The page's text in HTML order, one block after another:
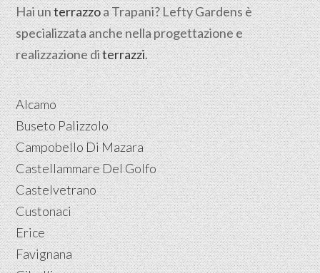
Hai unterrazzoa Trapani? Lefty Gardens è
specializzata anche nella progettazione e
realizzazione diterrazzi.
Alcamo
Buseto Palizzolo
Campobello Di Mazara
Castellammare Del Golfo
Castelvetrano
Custonaci
Erice
Favignana